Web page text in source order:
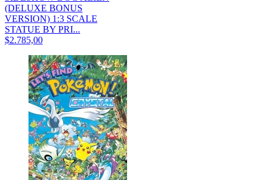
(DELUXE BONUS
VERSION) 1:3 SCALE
STATUE BY PRI...
$2.785,00